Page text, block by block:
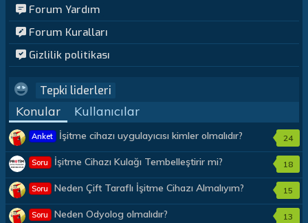
Forum Yardım
Forum Kuralları
Gizlilik politikası
Tepki liderleri
Konular Kullanıcılar
Anket İşitme cihazı uygulayıcısı kimler olmalıdır? 24
Soru İşitme Cihazı Kulağı Tembelleştirir mi? 18
Soru Neden Çift Taraflı İşitme Cihazı Almalıyım? 15
Soru Neden Odyolog olmalıdır? 13